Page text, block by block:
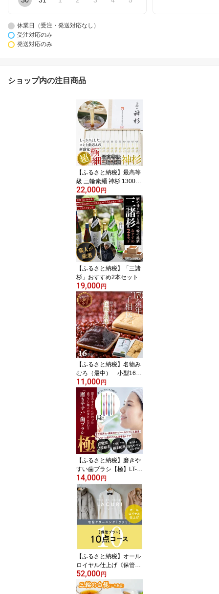
休業日（受注・発送対応なし）
受注対応のみ
発送対応のみ
ショップ内の注目商品
【ふるさと納税】最高等
級 三輪素麺 神杉 1300g
（50g×26束）／超極細
麺 素麺 そうめん 中元 歳
暮 ギフト 奈良 人気 贈り
物 御挨拶 内祝 御祝
22,000円
【ふるさと納税】「三諸
杉」おすすめ2本セット
19,000円
【ふるさと納税】名物み
むろ（最中） 小型16個
入／もなか 和菓子 銘菓
小豆 奈良 大神神社 かの
こあん 献上品 お取り寄
せスイーツ 手土産 老舗
お祝い 内祝い お返し 大
納言小豆
11,000円
【ふるさと納税】磨きや
すい歯ブラシ【極】LT-5
3 ふつう 12本
14,000円
【ふるさと納税】オール
ロイヤル仕上げ《保管
付》クリーニング10点コ
ース
52,000円